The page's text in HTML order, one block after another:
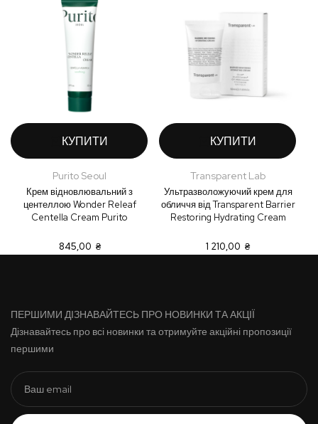
КУПИТИ
Purito Seoul
Крем відновлювальний з
центеллою Wonder Releaf
Centella Cream Purito
845,00 ₴
КУПИТИ
Transparent Lab
Ультразволожуючий крем для
обличчя від Transparent Barrier
Restoring Hydrating Cream
1 210,00 ₴
ПЕРШИМИ ДІЗНАВАЙТЕСЬ ПРО НОВИНКИ ТА АКЦІЇ
Дізнавайтесь про всі новинки та отримуйте акційні пропозиції
першими